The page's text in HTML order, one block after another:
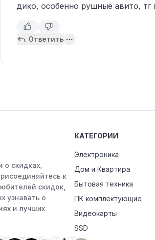
дико, особенно рушные авито,
Ответить
о скидках,
к
скидок,
узнавать о
и лучших
КАТЕГОРИИ
Электроника
Дом и Квартира
Бытовая техника
ПК комплектующие
Видеокарты
SSD